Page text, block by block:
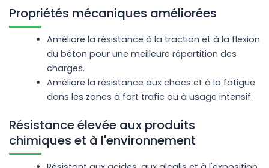
Propriétés mécaniques améliorées
Améliore la résistance à la traction et à la flexion
du béton pour une meilleure répartition des
charges.
Améliore la résistance aux chocs et à la fatigue
dans les zones à fort trafic ou à usage intensif.
Résistance élevée aux produits
chimiques et à l'environnement